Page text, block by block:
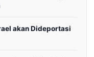
akan Dideportasi